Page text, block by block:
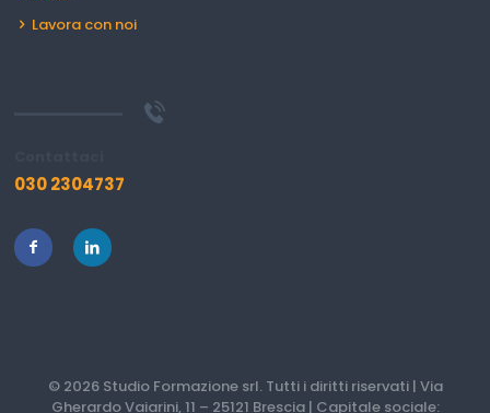
Lavora con noi
030 2304737
© 2026 Studio Formazione srl. Tutti i diritti riservati | Via
Gherardo Vaiarini, 11 – 25121 Brescia | Capitale sociale: